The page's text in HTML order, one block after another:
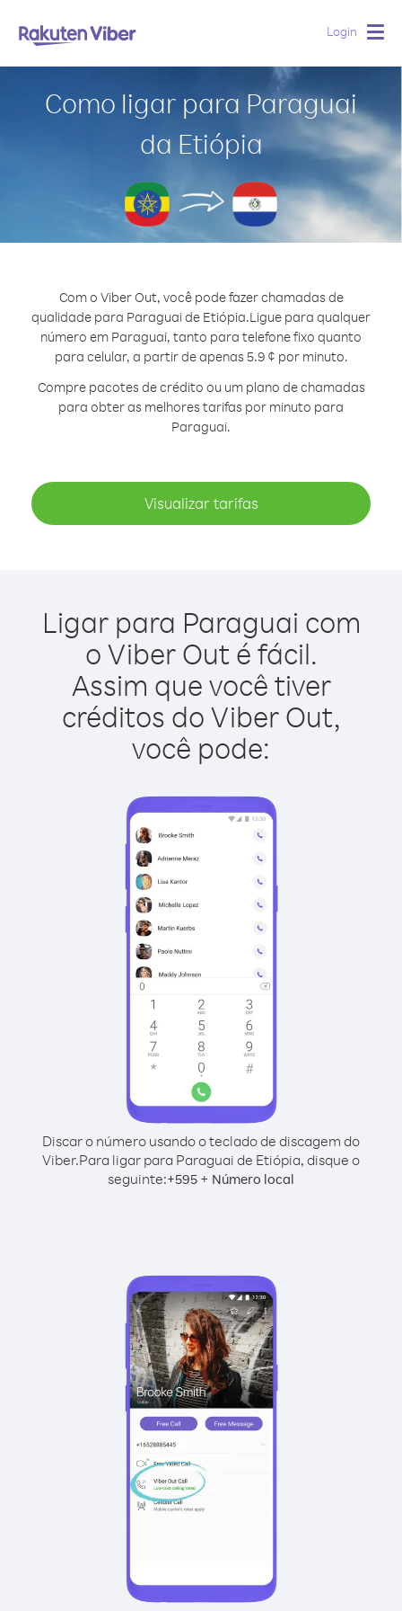
Login
Como ligar para Paraguai
da Etiópia
Com o Viber Out, você pode fazer chamadas de
qualidade para Paraguai de Etiópia.Ligue para qualquer
número em Paraguai, tanto para telefone fixo quanto
para celular, a partir de apenas 5.9 ¢ por minuto.
Compre pacotes de crédito ou um plano de chamadas
para obter as melhores tarifas por minuto para
Paraguai.
Visualizar tarifas
Ligar para Paraguai com
o Viber Out é fácil.
Assim que você tiver
créditos do Viber Out,
você pode:
Discar o número usando o teclado de discagem do
Viber.Para ligar para Paraguai de Etiópia, disque o
seguinte:+595 + Número local